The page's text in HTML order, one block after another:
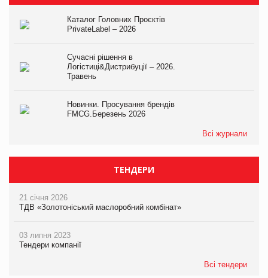
Каталог Головних Проєктів
PrivateLabel – 2026
Сучасні рішення в
Логістиці&Дистрибуції – 2026.
Травень
Новинки. Просування брендів
FMCG.Березень 2026
Всі журнали
ТЕНДЕРИ
21 січня 2026
ТДВ «Золотоніський маслоробний комбінат»
03 липня 2023
Тендери компанії
Всі тендери